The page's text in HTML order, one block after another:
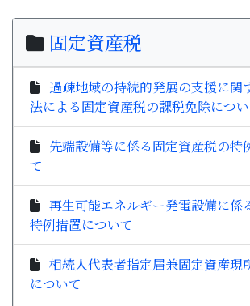
固定資産税
過疎地域の持続的発展の支援に関
法による固定資産税の課税免除につ
先端設備等に係る固定資産税の特
て
再生可能エネルギー発電設備に係
特例措置について
相続人代表者指定届兼固定資産現
について